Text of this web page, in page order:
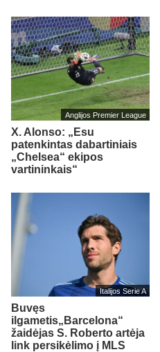
Anglijos Premier League
X. Alonso: „Esu
patenkintas dabartiniais
„Chelsea“ ekipos
vartininkais“
Italijos Serie A
Buvęs
ilgametis„Barcelona“
žaidėjas S. Roberto artėja
link persikėlimo į MLS